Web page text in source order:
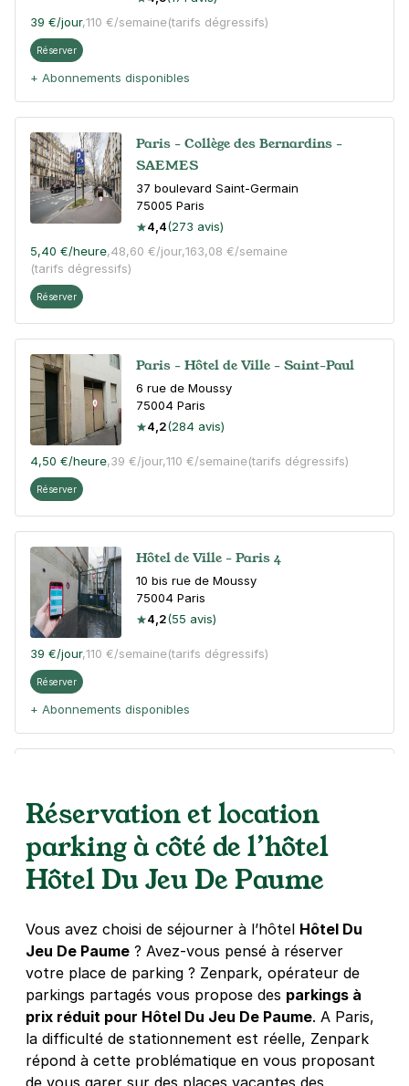
39 €/jour,110 €/semaine(tarifs dégressifs)
Réserver
+ Abonnements disponibles
Paris - Collège des Bernardins -
SAEMES
37 boulevard Saint-Germain
75005 Paris
4,4(273 avis)
5,40 €/heure,48,60 €/jour,163,08 €/semaine
(tarifs dégressifs)
Réserver
Paris - Hôtel de Ville - Saint-Paul
6 rue de Moussy
75004 Paris
4,2(284 avis)
4,50 €/heure,39 €/jour,110 €/semaine(tarifs dégressifs)
Réserver
Hôtel de Ville - Paris 4
10 bis rue de Moussy
75004 Paris
4,2(55 avis)
39 €/jour,110 €/semaine(tarifs dégressifs)
Réserver
+ Abonnements disponibles
75004Paris
(685 avis)
5,08 € /heure,36,72 €/jour,
154,44 €/semaine
(tarifs dégressifs)
Paris - Hôtel de Ville - Beaubourg
15 rue du Temple
75004Paris
4,3(90 avis)
Réservation et location
parking à côté de l’hôtel
Hôtel Du Jeu De Paume
Vous avez choisi de séjourner à l’hôtel Hôtel Du
Jeu De Paume ? Avez-vous pensé à réserver
votre place de parking ? Zenpark, opérateur de
parkings partagés vous propose des parkings à
prix réduit pour Hôtel Du Jeu De Paume. A Paris,
la difficulté de stationnement est réelle, Zenpark
répond à cette problématique en vous proposant
de vous garer sur des places vacantes des